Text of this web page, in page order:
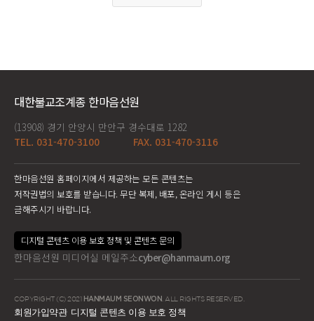
대한불교조계종 한마음선원
(13908) 경기 안양시 만안구 경수대로 1282
TEL. 031-470-3100
FAX. 031-470-3116
한마음선원 홈페이지에서 제공하는 모든 콘텐츠는
저작권법의 보호를 받습니다. 무단 복제, 배포, 온라인 게시 등은
금해주시기 바랍니다.
디지털 콘텐츠 이용 보호 정책 및 콘텐츠 문의
한마음선원 미디어실 메일주소cyber@hanmaum.org
COPYRIGHT (C) 2021 HANMAUM SEONWON . ALL RIGHTS RESERVED.
회원가입약관 디지털 콘텐츠 이용 보호 정책